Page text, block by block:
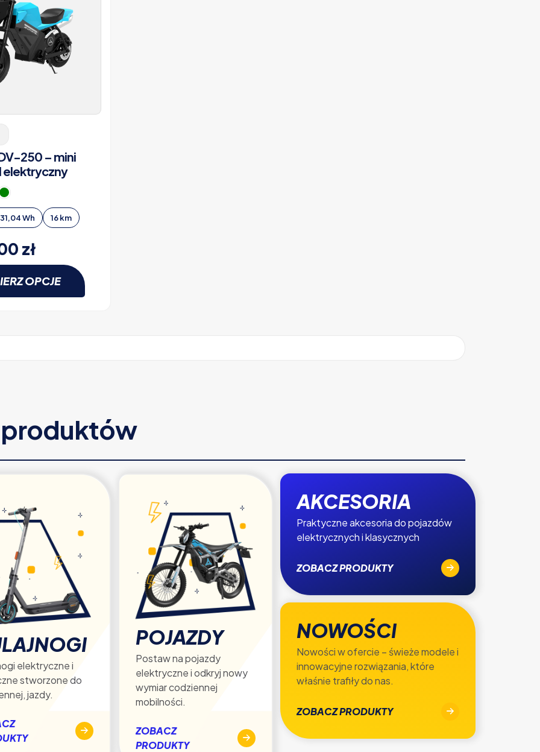
250 – mini
elektryczny
Wh 16 km
zł
OPCJE
produktów
elektryczne i
stworzone do
jazdy.
POJAZDY
Postaw na pojazdy
elektryczne i odkryj nowy
wymiar codziennej
mobilności.
ZOBACZ
PRODUKTY
AKCESORIA
Praktyczne akcesoria do pojazdów
elektrycznych i klasycznych
ZOBACZ PRODUKTY
NOWOŚCI
Nowości w ofercie – świeże modele i
innowacyjne rozwiązania, które
właśnie trafiły do nas.
ZOBACZ PRODUKTY